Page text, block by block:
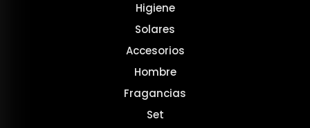
Higiene
Solares
Accesorios
Hombre
Fragancias
Set